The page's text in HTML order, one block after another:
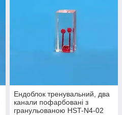
Ендоблок тренувальний, два
канали пофарбовані з
гранульованою HST-N4-02